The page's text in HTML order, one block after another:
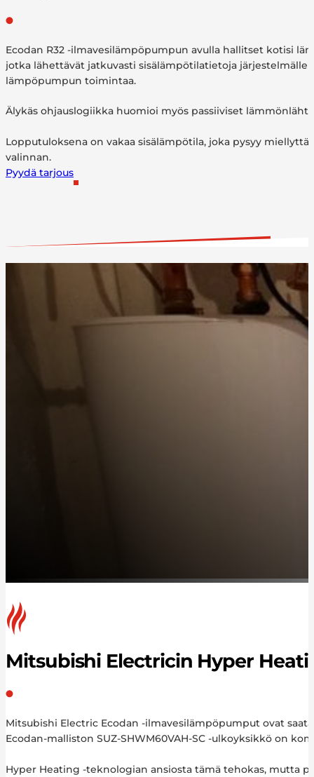
Ecodan R32 -ilmavesilämpöpumpun avulla hallitset kotisi
jotka lähettävät jatkuvasti sisälämpötilatietoja
lämpöpumpun toimintaa.
Älykäs ohjauslogiikka huomioi myös passiiviset
Lopputuloksena on vakaa sisälämpötila, joka pysyy
valinnan.
Pyydä tarjous
Mitsubishi Electricin Hyper
Mitsubishi Electric Ecodan -ilmavesilämpöpumput ovat
Ecodan-malliston SUZ-SHWM60VAH-SC -ulkoyksikkö on
Hyper Heating -teknologian ansiosta tämä tehokas, mutta